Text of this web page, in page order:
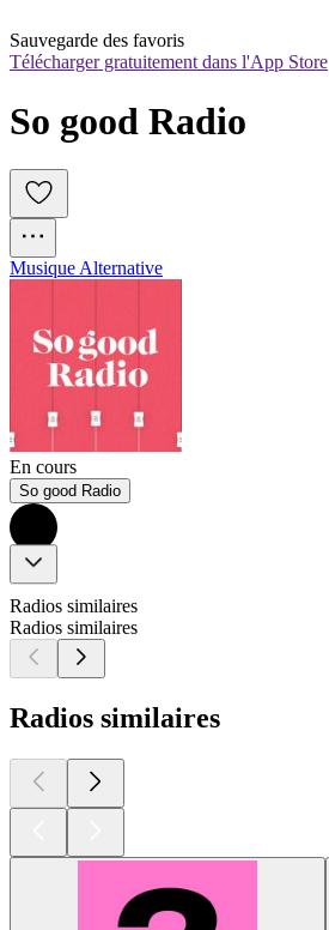
Sauvegarde des favoris
Télécharger gratuitement dans l'App Store
So good Radio
Musique Alternative
En cours
So good Radio
Radios similaires
Radios similaires
Radios similaires